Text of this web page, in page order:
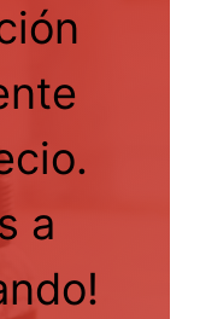
a